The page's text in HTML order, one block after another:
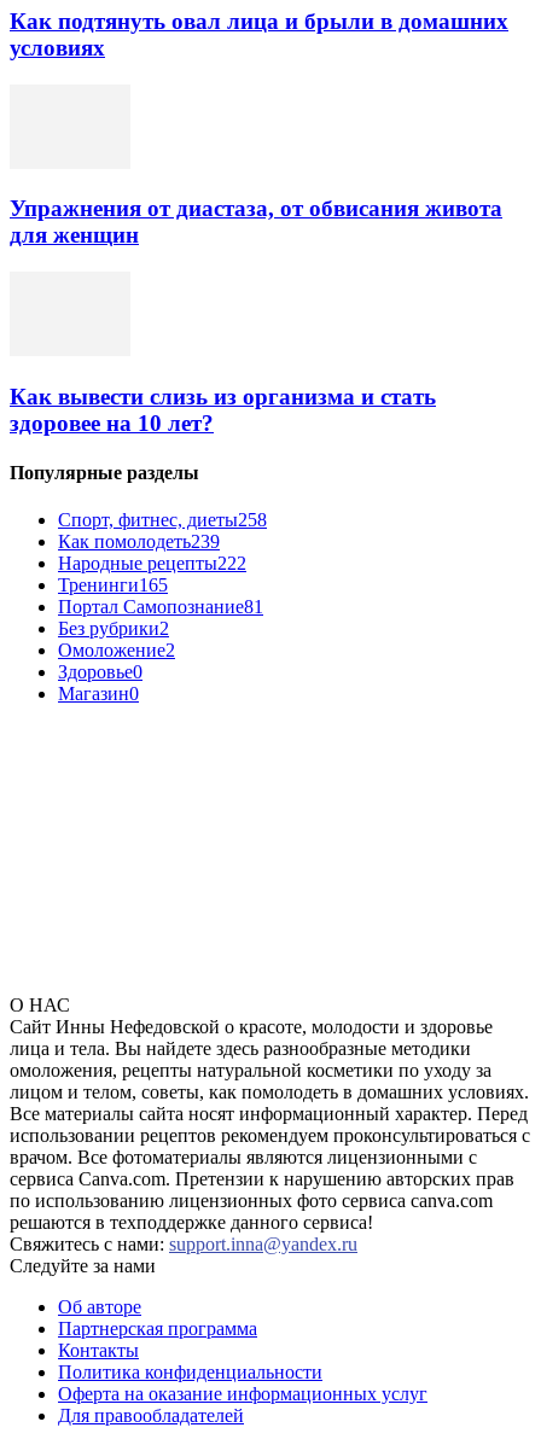
Как подтянуть овал лица и брыли в домашних
условиях
Упражнения от диастаза, от обвисания живота
для женщин
Как вывести слизь из организма и стать
здоровее на 10 лет?
Популярные разделы
Спорт, фитнес, диеты258
Как помолодеть239
Народные рецепты222
Тренинги165
Портал Самопознание81
Без рубрики2
Омоложение2
Здоровье0
Магазин0
О НАС
Сайт Инны Нефедовской о красоте, молодости и здоровье
лица и тела. Вы найдете здесь разнообразные методики
омоложения, рецепты натуральной косметики по уходу за
лицом и телом, советы, как помолодеть в домашних условиях.
Все материалы сайта носят информационный характер. Перед
использовании рецептов рекомендуем проконсультироваться с
врачом. Все фотоматериалы являются лицензионными с
сервиса Canva.com. Претензии к нарушению авторских прав
по использованию лицензионных фото сервиса canva.com
решаются в техподдержке данного сервиса!
Свяжитесь с нами: support.inna@yandex.ru
Следуйте за нами
Об авторе
Партнерская программа
Контакты
Политика конфиденциальности
Оферта на оказание информационных услуг
Для правообладателей